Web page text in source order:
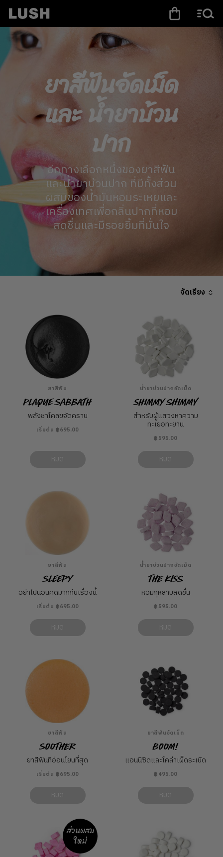
ยาสีฟันอัดเม็ด
และ น้ำยาบ้วน
ปาก
อีกทางเลือกหนึ่งของยาสีฟัน
และน้ำยาบ้วนปาก ที่มีทั้งส่วน
ผสมของน้ำมันหอมระเหยและ
เครื่องเทศเพื่อกลิ่นปากที่หอม
สดชื่นและมีรอยยิ้มที่มั่นใจ
จัดเรียง
ยาสีฟัน
Plaque Sabbath
พลังชาโคลขจัดคราบ
เริ่มต้น ฿695.00
น้ำยาบ้วนปากอัดเม็ด
Shimmy Shimmy
สำหรับผู้แสวงหาความ
ทะเยอทะยาน
฿595.00
ยาสีฟัน
Sleepy
อย่าไปนอนคิดมากกับเรื่องนี้
เริ่มต้น ฿695.00
น้ำยาบ้วนปากอัดเม็ด
The Kiss
หอมกุหลาบสดชื่น
฿595.00
ยาสีฟัน
Soother
ยาสีฟันที่อ่อนโยนที่สุด
เริ่มต้น ฿695.00
ยาสีฟันอัดเม็ด
Boom!
แอนนิซีดและโคล่าเผ็ดระเบิด
฿495.00
ส่วนผสม
ใหม่